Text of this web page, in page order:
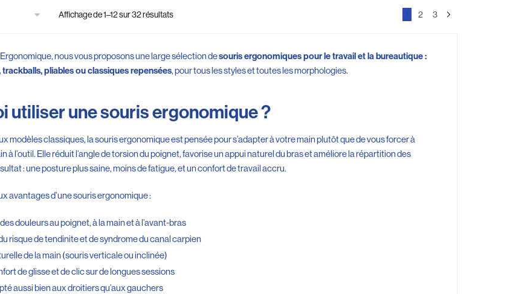
Affichage de 1–12 sur 32 résultats 1 2 3
nous vous proposons une large sélection desouris ergonomiques pour le travail et la bureautique :
pliables ou classiques repensées, pour tous les styles et toutes les morphologies.
utiliser une souris ergonomique ?
modèles classiques, la souris ergonomique est pensée pour s’adapter à votre main plutôt que de vous forcer à
à l’outil. Elle réduit l’angle de torsion du poignet, favorise un appui naturel du bras et améliore la répartition des
: une posture plus saine, moins de fatigue, et un confort de travail accru.
avantages d’une souris ergonomique :
douleurs au poignet, à la main et à l’avant-bras
risque de tendinite et de syndrome du canal carpien
de la main (souris verticale ou inclinée)
de glisse et de clic sur de longues sessions
aussi bien aux droitiers qu’aux gauchers